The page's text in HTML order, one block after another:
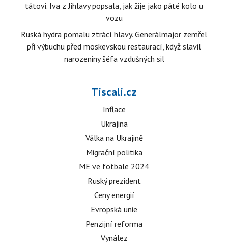
tátovi. Iva z Jihlavy popsala, jak žije jako páté kolo u
vozu
Ruská hydra pomalu ztrácí hlavy. Generálmajor zemřel
při výbuchu před moskevskou restaurací, když slavil
narozeniny šéfa vzdušných sil
Tiscali.cz
Inflace
Ukrajina
Válka na Ukrajině
Migrační politika
ME ve fotbale 2024
Ruský prezident
Ceny energií
Evropská unie
Penzijní reforma
Vynález